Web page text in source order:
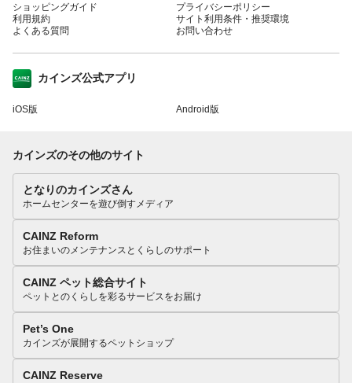
ショッピングガイド
利用規約
よくある質問
プライバシーポリシー
サイト利用条件・推奨環境
お問い合わせ
カインズ公式アプリ
iOS版 Android版
カインズのその他のサイト
となりのカインズさん
ホームセンターを遊び倒すメディア
CAINZ Reform
お住まいのメンテナンスとくらしのサポート
CAINZ ペット総合サイト
ペットとのくらしを彩るサービスをお届け
Pet’s One
カインズが展開するペットショップ
CAINZ Reserve